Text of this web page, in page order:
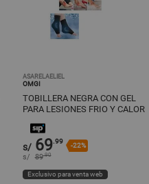
ASARELAELIEL
OMGI
TOBILLERA NEGRA CON GEL
PARA LESIONES FRIO Y CALOR
s/ 69.99
-22%
s/ 89.90
Exclusivo para venta web